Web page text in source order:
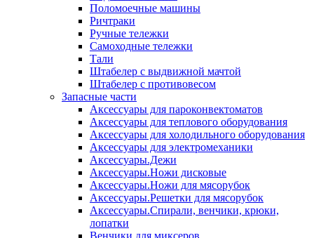
Поломоечные машины
Ричтраки
Ручные тележки
Самоходные тележки
Тали
Штабелер с выдвижной мачтой
Штабелер с противовесом
Запасные части
Аксессуары для пароконвектоматов
Аксессуары для теплового оборудования
Аксессуары для холодильного оборудования
Аксессуары для электромеханики
Аксессуары.Дежи
Аксессуары.Ножи дисковые
Аксессуары.Ножи для мясорубок
Аксессуары.Решетки для мясорубок
Аксессуары.Спирали, венчики, крюки,
лопатки
Венчики для миксеров